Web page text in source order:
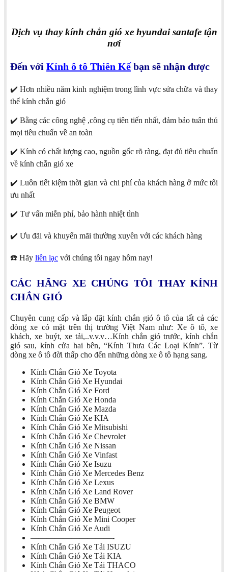
Dịch vụ thay kính chắn gió xe hyundai santafe tận
nơi
Đến với Kính ô tô Thiên Kếbạn sẽ nhận được
✔️ Hơn nhiều năm kinh nghiệm trong lĩnh vực sửa chữa và thay
thế kính chắn gió
✔️ Bằng các công nghệ ,công cụ tiên tiến nhất, đảm bảo tuân thủ
mọi tiêu chuẩn về an toàn
✔️ Kính có chất lượng cao, nguồn gốc rõ ràng, đạt đủ tiêu chuẩn
về kính chắn gió xe
✔️ Luôn tiết kiệm thời gian và chi phí của khách hàng ở mức tối
ưu nhất
✔️ Tư vấn miễn phí, bảo hành nhiệt tình
✔️ Ưu đãi và khuyến mãi thường xuyên với các khách hàng
☎️ Hãy liên lạc với chúng tôi ngay hôm nay!
CÁC HÃNG XE CHÚNG TÔI THAY KÍNH
CHẮN GIÓ
Chuyên cung cấp và lắp đặt kính chắn gió ô tô của tất cả các
dòng xe có mặt trên thị trường Việt Nam như: Xe ô tô, xe
khách, xe buýt, xe tải,..v.v.v…Kính chắn gió trước, kính chắn
gió sau, kính cửa hai bên, “Kính Thưa Các Loại Kính”. Từ
dòng xe ô tô đời thấp cho đến những dòng xe ô tô hạng sang.
Kính Chắn Gió Xe Toyota
Kính Chắn Gió Xe Hyundai
Kính Chắn Gió Xe Ford
Kính Chắn Gió Xe Honda
Kính Chắn Gió Xe Mazda
Kính Chắn Gió Xe KIA
Kính Chắn Gió Xe Mitsubishi
Kính Chắn Gió Xe Chevrolet
Kính Chắn Gió Xe Nissan
Kính Chắn Gió Xe Vinfast
Kính Chắn Gió Xe Isuzu
Kính Chắn Gió Xe Mercedes Benz
Kính Chắn Gió Xe Lexus
Kính Chắn Gió Xe Land Rover
Kính Chắn Gió Xe BMW
Kính Chắn Gió Xe Peugeot
Kính Chắn Gió Xe Mini Cooper
Kính Chắn Gió Xe Audi
——————————-
Kính Chắn Gió Xe Tải ISUZU
Kính Chắn Gió Xe Tải KIA
Kính Chắn Gió Xe Tải THACO